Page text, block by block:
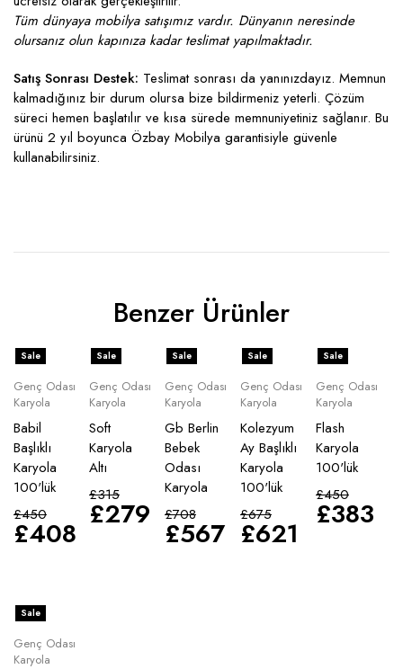
Tüm dünyaya mobilya satışımız vardır. Dünyanın neresinde
olursanız olun kapınıza kadar teslimat yapılmaktadır.
Satış Sonrası Destek: Teslimat sonrası da yanınızdayız. Memnun
kalmadığınız bir durum olursa bize bildirmeniz yeterli. Çözüm
süreci hemen başlatılır ve kısa sürede memnuniyetiniz sağlanır. Bu
ürünü 2 yıl boyunca Özbay Mobilya garantisiyle güvenle
kullanabilirsiniz.
Benzer Ürünler
Sale
Genç Odası
Karyola
Babil
Başlıklı
Karyola
100'lük
£450
£408
Sale
Genç Odası
Karyola
Soft
Karyola
Altı
£315
£279
Sale
Genç Odası
Karyola
Gb Berlin
Bebek
Odası
Karyola
£708
£567
Sale
Genç Odası
Karyola
Kolezyum
Ay Başlıklı
Karyola
100'lük
£675
£621
Sale
Genç Odası
Karyola
Flash
Karyola
100'lük
£450
£383
Sale
Genç Odası
Karyola